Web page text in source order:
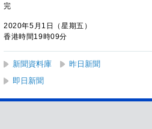
完
2020年5月1日（星期五）
香港時間19時09分
新聞資料庫 昨日新聞
即日新聞